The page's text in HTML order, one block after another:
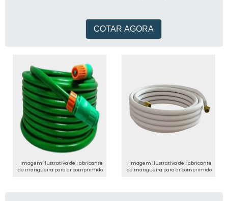
COTAR AGORA
Imagem ilustrativa de Fabricante
de mangueira para ar comprimido
Imagem ilustrativa de Fabricante
de mangueira para ar comprimido